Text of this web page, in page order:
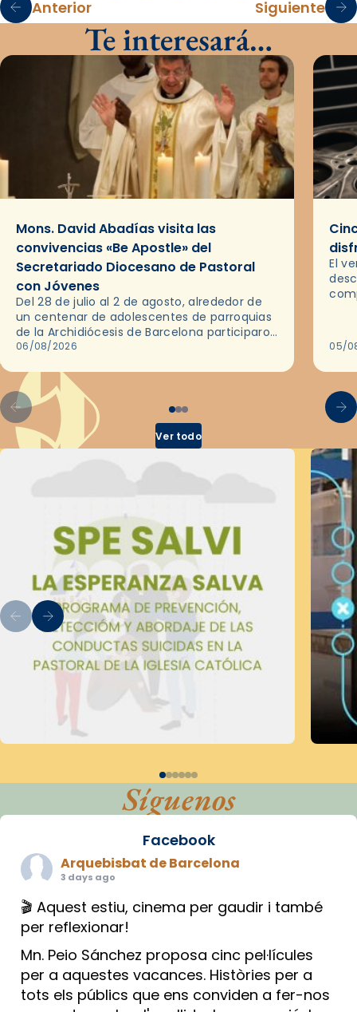
Anterior Siguiente
Te interesará…
Mons. David Abadías visita las
convivencias «Be Apostle» del
Secretariado Diocesano de Pastoral
con Jóvenes
Del 28 de julio al 2 de agosto, alrededor de
un centenar de adolescentes de parroquias
de la Archidiócesis de Barcelona participaron
en las convivencias Be Apostle, organizadas
06/08/2026
El
05/
Ver todo
Síguenos
Facebook
Arquebisbat de Barcelona
3 days ago
🎬 Aquest estiu, cinema per gaudir i també
per reflexionar!
Mn. Peio Sánchez proposa cinc pel·lícules
per a aquestes vacances. Històries per a
tots els públics que ens conviden a fer-nos